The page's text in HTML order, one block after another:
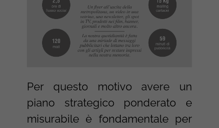
Per questo motivo avere un
piano strategico ponderato e
misurabile è fondamentale per